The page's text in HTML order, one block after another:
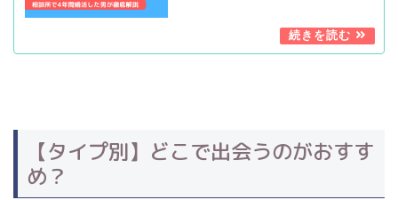
【タイプ別】どこで出会うのがおすす
め？